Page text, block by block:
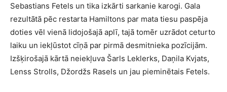
Sebastians Fetels un tika izkārti sarkanie karogi. Gala
rezultātā pēc restarta Hamiltons par mata tiesu paspēja
doties vēl vienā lidojošajā aplī, tajā tomēr uzrādot ceturto
laiku un iekļūstot cīņā par pirmā desmitnieka pozīcijām.
Izšķirošajā kārtā neiekļuva Šarls Leklerks, Daņila Kvjats,
Lenss Strolls, Džordžs Rasels un jau pieminētais Fetels.